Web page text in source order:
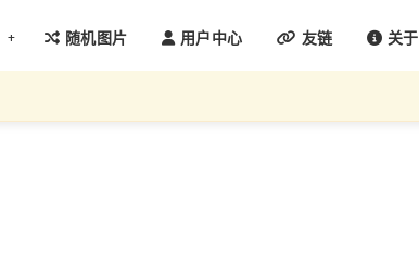
+ 随机图片 用户中心 友链 关于